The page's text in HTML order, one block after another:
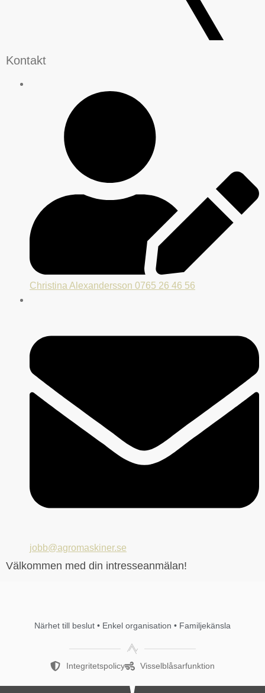
Kontakt
Christina Alexandersson 0765 26 46 56
jobb@agromaskiner.se
Välkommen med din intresseanmälan!
Närhet till beslut • Enkel organisation • Familjekänsla
Integritetspolicy Visselblåsarfunktion